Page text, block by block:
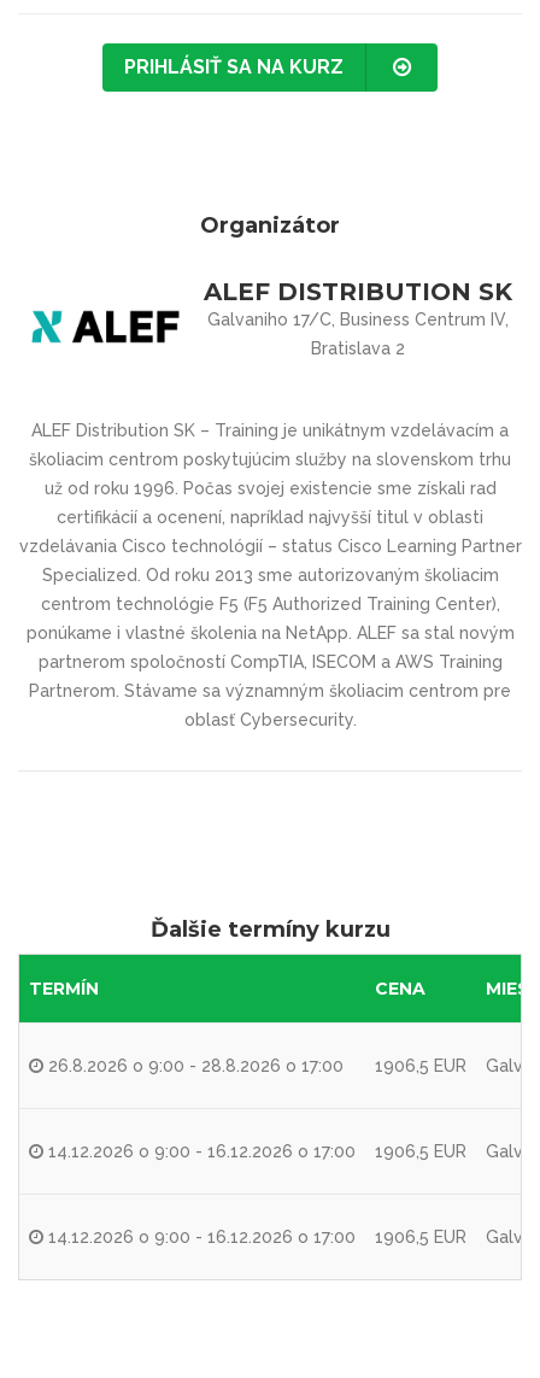
PRIHLÁSIŤ SA NA KURZ
Organizátor
ALEF DISTRIBUTION SK
Galvaniho 17/C, Business Centrum IV,
Bratislava 2
ALEF Distribution SK – Training je unikátnym vzdelávacím a
školiacim centrom poskytujúcim služby na slovenskom trhu
už od roku 1996. Počas svojej existencie sme získali rad
certifikácií a ocenení, napríklad najvyšší titul v oblasti
vzdelávania Cisco technológií – status Cisco Learning Partner
Specialized. Od roku 2013 sme autorizovaným školiacim
centrom technológie F5 (F5 Authorized Training Center),
ponúkame i vlastné školenia na NetApp. ALEF sa stal novým
partnerom spoločností CompTIA, ISECOM a AWS Training
Partnerom. Stávame sa významným školiacim centrom pre
oblasť Cybersecurity.
Ďalšie termíny kurzu
TERMÍN CENA
26.8.2026 o 9:00 - 28.8.2026 o 17:00 1906,5 EUR
14.12.2026 o 9:00 - 16.12.2026 o 17:00 1906,5 EUR
14.12.2026 o 9:00 - 16.12.2026 o 17:00 1906,5 EUR